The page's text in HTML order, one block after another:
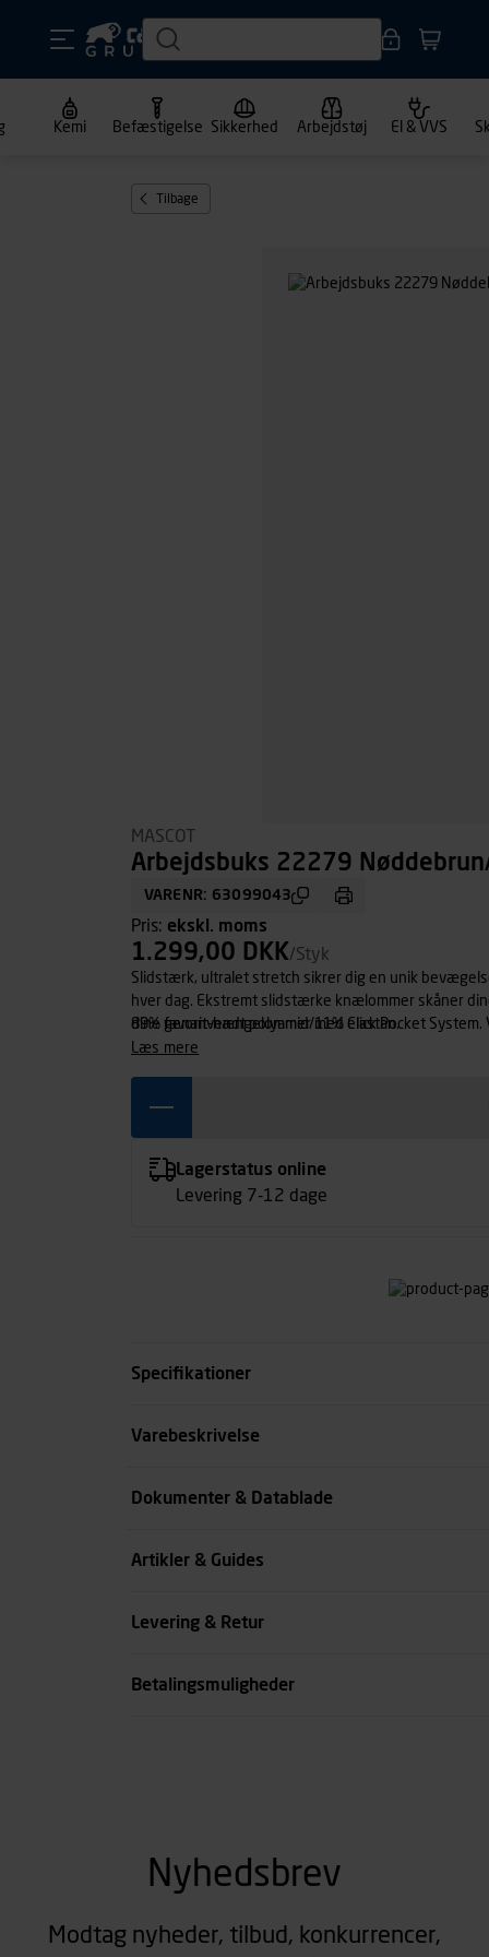
Kemi Befæstigelse Sikkerhed Arbejdstøj El & VVS
Tilbage
MASCOT
Arbejdsbuks 22279
VARENR: 63099043
Pris: ekskl. moms
1.299,00 DKK/Styk
Slidstærk, ultralet stretch sikrer dig en unik
hver dag. Ekstremt slidstærke knælommer skåner dine
dine favorit-hængelommer med Click Pocket System. Vand- og smudsafvisende fluor-fri
overfladebehandling, som ikke påvirker miljøet
89% genanvendt polyamid/11% elastan.
læs mere
Lagerstatus online
Levering 7-12 dage
Specifikationer
Størrelse
Varebeskrivelse
Dokumenter & Datablade
Artikler & Guides
Levering & Retur
Betalingsmuligheder
Nyhedsbrev
Modtag nyheder, tilbud, konkurrencer,